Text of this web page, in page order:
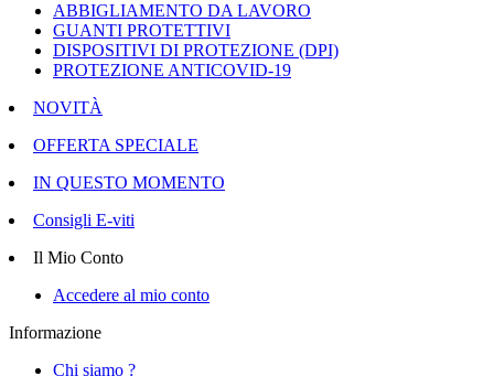
ABBIGLIAMENTO DA LAVORO
GUANTI PROTETTIVI
DISPOSITIVI DI PROTEZIONE (DPI)
PROTEZIONE ANTICOVID-19
NOVITÀ
OFFERTA SPECIALE
IN QUESTO MOMENTO
Consigli E-viti
Il Mio Conto
Accedere al mio conto
Informazione
Chi siamo ?